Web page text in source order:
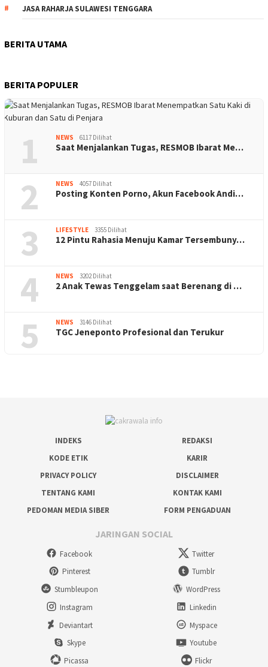
JASA RAHARJA SULAWESI TENGGARA
BERITA UTAMA
BERITA POPULER
1 NEWS 6117 Dilihat
Saat Menjalankan Tugas, RESMOB Ibarat Me…
2 NEWS 4057 Dilihat
Posting Konten Porno, Akun Facebook Andi…
3 LIFESTYLE 3355 Dilihat
12 Pintu Rahasia Menuju Kamar Tersembuny…
4 NEWS 3202 Dilihat
2 Anak Tewas Tenggelam saat Berenang di …
5 NEWS 3146 Dilihat
TGC Jeneponto Profesional dan Terukur
INDEKS
REDAKSI
KODE ETIK
KARIR
PRIVACY POLICY
DISCLAIMER
TENTANG KAMI
KONTAK KAMI
PEDOMAN MEDIA SIBER
FORM PENGADUAN
JARINGAN SOCIAL
Facebook
Twitter
Pinterest
Tumblr
Stumbleupon
WordPress
Instagram
Linkedin
Deviantart
Myspace
Skype
Youtube
Picassa
Flickr